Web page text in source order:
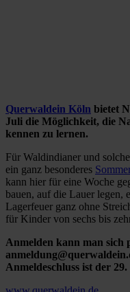
Querwaldein Köln bietet
Juli die Möglichkeit, die
kennen zu lernen.
Für Waldindianer und
ein ganz besonderes
kann hier für eine Woche
bauen, auf die Lauer legen,
Lagerfeuer ganz ohne
für Kinder von sechs bis
Anmelden kann man sich
Anmeldeschluss ist der